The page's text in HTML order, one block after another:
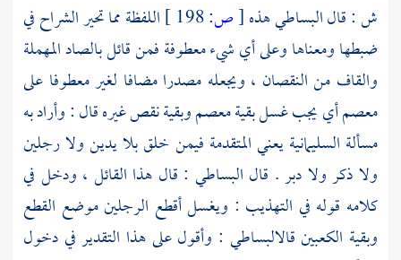
ش : قالالبساطيهذه[ص:
اللفظة مما تحير الشراح في
ضبطها ومعناها وعلى أي شيء معطوفة فمن قائل بالصاد المهملة
والقاف من النقصان ، ويجعله مصدرا مضافا لغير معطوفا على
معصم أي يجب غسل بقية معصم وبقية نقص غيره قال : وأراد به
مسألة السليمانية يعني المتقدمة فيمن خلق بلا يدين ولا رجلين
ولا ذكر ولا دبر . قال البساطي : قال هذا القائل ، ودخل في
كلامه قوله في التهذيب : ويغسل أقطع الرجلين موضع القطع
وبقية الكعبين قالالبساطي : وأقول على هذا التقدير في دخول